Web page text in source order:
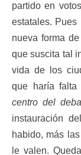
partido en
estatales. Pues
nueva forma
que suscita tal
vida de los
que haría falta
centro del
instauración
habido, más
le valen.